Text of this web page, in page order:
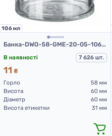
106 мл
Банка-DWO-58-GME-20-05-106 (б) (скляна банка 106 мл)
В наявності 7 626 шт.
11 ₴
Горло
58 мм
Висота
60 мм
Діаметр
60 мм
Висота етикетки
31 мм